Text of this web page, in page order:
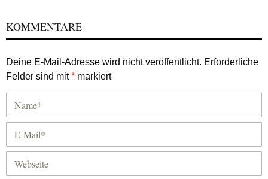
KOMMENTARE
Deine E-Mail-Adresse wird nicht veröffentlicht. Erforderliche
Felder sind mit* markiert